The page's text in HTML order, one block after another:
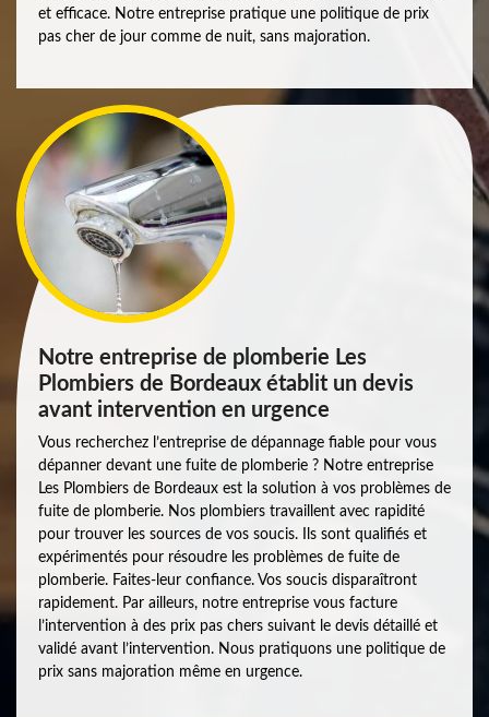
et efficace. Notre entreprise pratique une politique de prix
pas cher de jour comme de nuit, sans majoration.
Notre entreprise de plomberie Les
Plombiers de Bordeaux établit un devis
avant intervention en urgence
Vous recherchez l’entreprise de dépannage fiable pour vous
dépanner devant une fuite de plomberie ? Notre entreprise
Les Plombiers de Bordeaux est la solution à vos problèmes de
fuite de plomberie. Nos plombiers travaillent avec rapidité
pour trouver les sources de vos soucis. Ils sont qualifiés et
expérimentés pour résoudre les problèmes de fuite de
plomberie. Faites-leur confiance. Vos soucis disparaîtront
rapidement. Par ailleurs, notre entreprise vous facture
l’intervention à des prix pas chers suivant le devis détaillé et
validé avant l’intervention. Nous pratiquons une politique de
prix sans majoration même en urgence.